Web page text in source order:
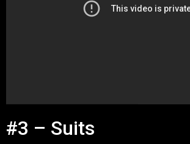
#3 – Suits